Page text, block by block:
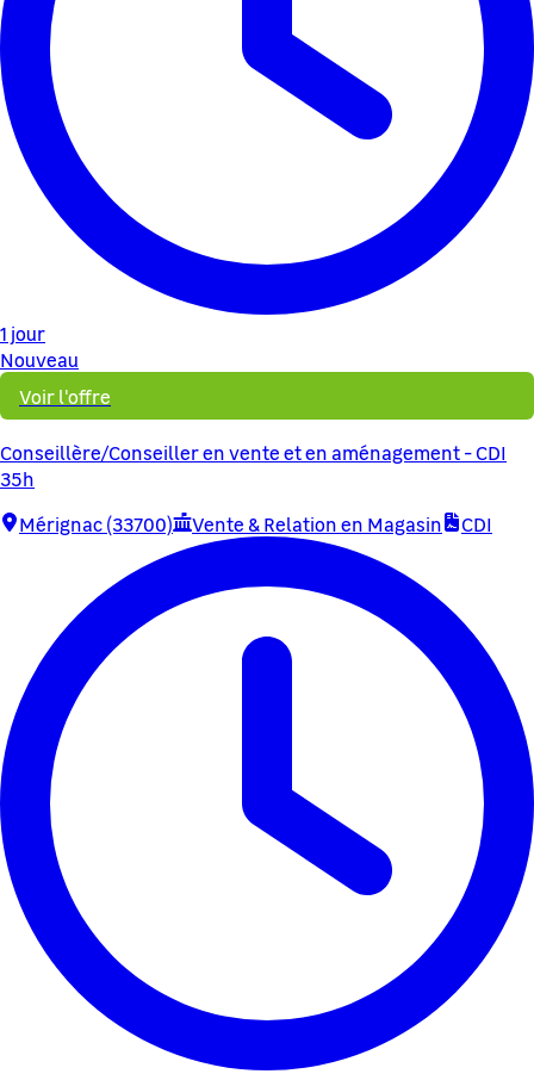
1 jour
Nouveau
Voir l'offre
Conseillère/Conseiller en vente et en aménagement - CDI
35h
Mérignac (33700)
Vente & Relation en Magasin CDI